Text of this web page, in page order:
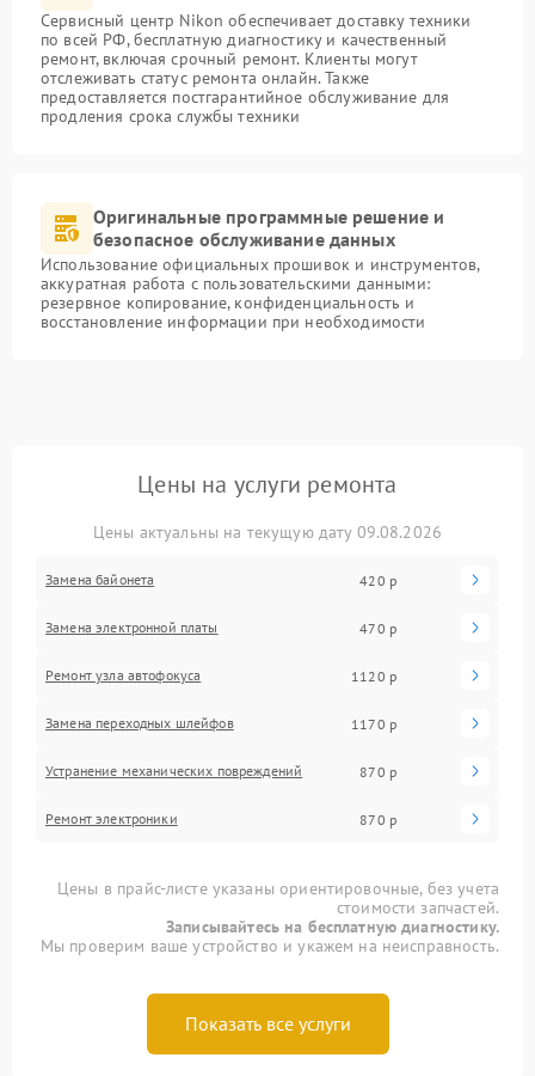
Сервисный центр Nikon обеспечивает доставку техники
по всей РФ, бесплатную диагностику и качественный
ремонт, включая срочный ремонт. Клиенты могут
отслеживать статус ремонта онлайн. Также
предоставляется постгарантийное обслуживание для
продления срока службы техники
Оригинальные программные решение и
безопасное обслуживание данных
Использование официальных прошивок и инструментов,
аккуратная работа с пользовательскими данными:
резервное копирование, конфиденциальность и
восстановление информации при необходимости
Цены на услуги ремонта
Цены актуальны на текущую дату 09.08.2026
Замена байонета 420 р
Замена электронной платы 470 р
Ремонт узла автофокуса 1120 р
Замена переходных шлейфов 1170 р
Устранение механических повреждений 870 р
Ремонт электроники 870 р
Цены в прайс-листе указаны ориентировочные, без учета
стоимости запчастей.
Записывайтесь на бесплатную диагностику.
Мы проверим ваше устройство и укажем на неисправность.
Показать все услуги